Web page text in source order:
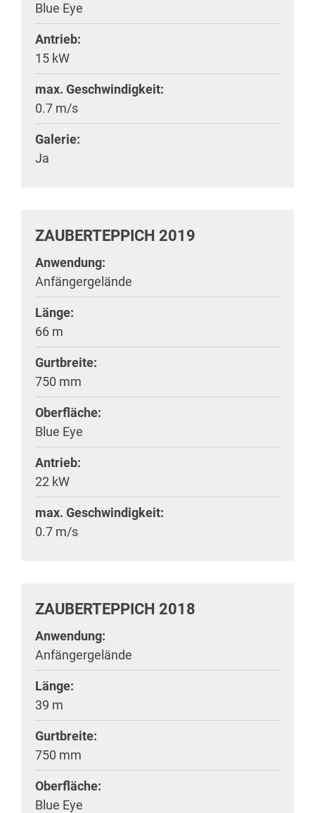
Blue Eye
Antrieb:
15 kW
max. Geschwindigkeit:
0.7 m/s
Galerie:
Ja
ZAUBERTEPPICH 2019
Anwendung:
Anfängergelände
Länge:
66 m
Gurtbreite:
750 mm
Oberfläche:
Blue Eye
Antrieb:
22 kW
max. Geschwindigkeit:
0.7 m/s
ZAUBERTEPPICH 2018
Anwendung:
Anfängergelände
Länge:
39 m
Gurtbreite:
750 mm
Oberfläche:
Blue Eye